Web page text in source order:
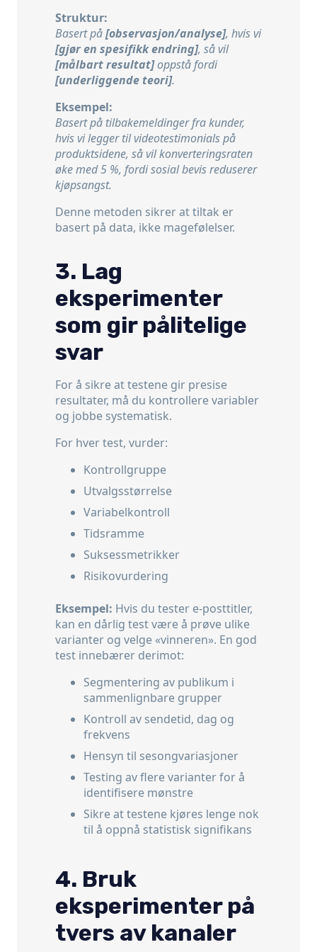
Struktur:
Basert på[observasjon/analyse], hvis vi
[gjør en spesifikk endring], så vil
[målbart resultat]oppstå fordi
[underliggende teori].
Eksempel:
Basert på tilbakemeldinger fra kunder,
hvis vi legger til videotestimonials på
produktsidene, så vil konverteringsraten
øke med 5 %, fordi sosial bevis reduserer
kjøpsangst.
Denne metoden sikrer at tiltak er
basert på data, ikke magefølelser.
3. Lag
eksperimenter
som gir pålitelige
svar
For å sikre at testene gir presise
resultater, må du kontrollere variabler
og jobbe systematisk.
For hver test, vurder:
Kontrollgruppe
Utvalgsstørrelse
Variabelkontroll
Tidsramme
Suksessmetrikker
Risikovurdering
Eksempel: Hvis du tester e-posttitler,
kan en dårlig test være å prøve ulike
varianter og velge «vinneren». En god
test innebærer derimot:
Segmentering av publikum i
sammenlignbare grupper
Kontroll av sendetid, dag og
frekvens
Hensyn til sesongvariasjoner
Testing av flere varianter for å
identifisere mønstre
Sikre at testene kjøres lenge nok
til å oppnå statistisk signifikans
4. Bruk
eksperimenter på
tvers av kanaler